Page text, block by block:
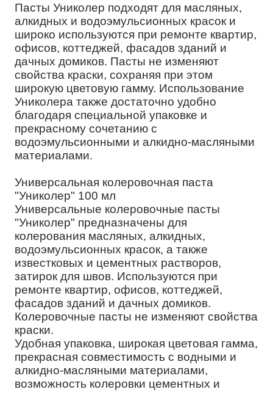
Пасты Униколер подходят для масляных,
алкидных и водоэмульсионных красок и
широко используются при ремонте квартир,
офисов, коттеджей, фасадов зданий и
дачных домиков. Пасты не изменяют
свойства краски, сохраняя при этом
широкую цветовую гамму. Использование
Униколера также достаточно удобно
благодаря специальной упаковке и
прекрасному сочетанию с
водоэмульсионными и алкидно-масляными
материалами.
Универсальная колеровочная паста
"Униколер" 100 мл
Универсальные колеровочные пасты
"Униколер" предназначены для
колерования масляных, алкидных,
водоэмульсионных красок, а также
известковых и цементных растворов,
затирок для швов. Используются при
ремонте квартир, офисов, коттеджей,
фасадов зданий и дачных домиков.
Колеровочные пасты не изменяют свойства
краски.
Удобная упаковка, широкая цветовая гамма,
прекрасная совместимость с водными и
алкидно-масляными материалами,
возможность колеровки цементных и